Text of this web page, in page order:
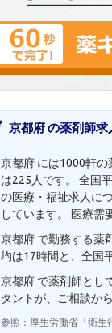
京都府 の薬剤師求
京都府 には1000軒
は225人です。 全国
の医療・福祉求人に
しています。 医療需
京都府 で勤務する薬
均は17時間と、全国
京都府 で薬剤師とし
タントが、ご相談か
参照：厚生労働省「衛生